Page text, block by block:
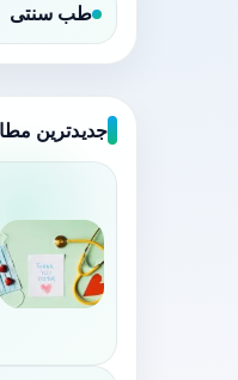
طب سنتی
جدیدترین